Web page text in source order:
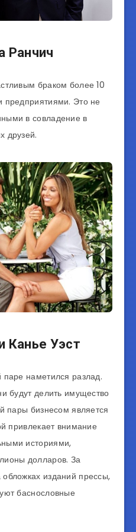
Ранчич
браком более 10
предприятиями. Это не
в совладение в
друзей.
Канье Уэст
наметился разлад.
будут делить имущество
пары бизнесом является
привлекает внимание
историями,
долларов. За
изданий прессы,
баснословные